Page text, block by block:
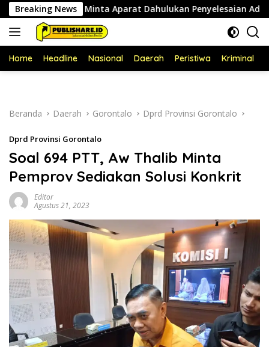
Langsung
ke
konten
Breaking News
Ahmad Minta Aparat Dahulukan Penyelesaian Administratif
Home Headline Nasional Daerah Peristiwa Kriminal
Beranda Daerah Gorontalo Dprd Provinsi Gorontalo
Dprd Provinsi Gorontalo
Soal 694 PTT, Aw Thalib Minta
Pemprov Sediakan Solusi Konkrit
Editor
Agustus 21, 2023